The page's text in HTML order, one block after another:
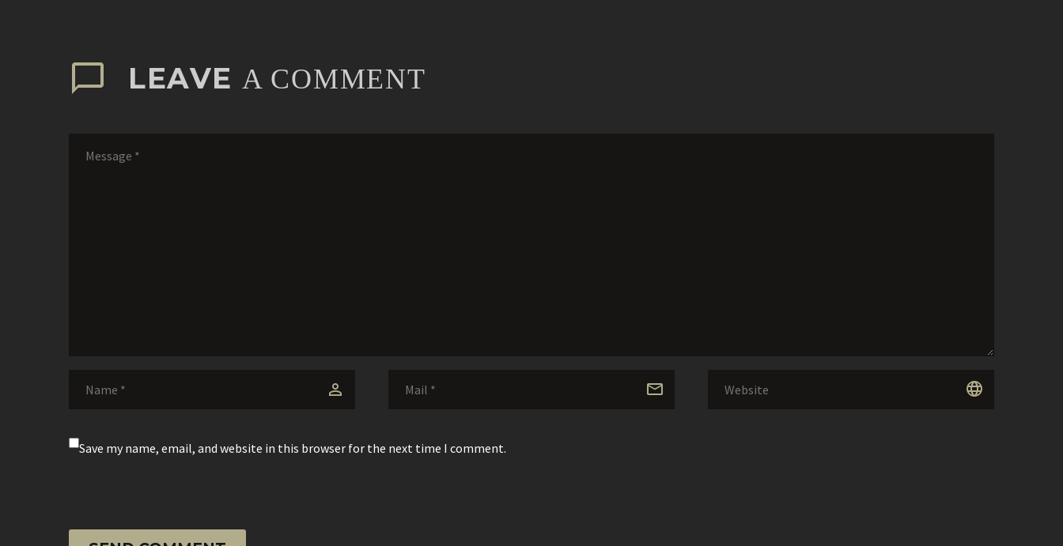
LEAVE A COMMENT
Save my name, email, and website in this browser for the next time I comment.